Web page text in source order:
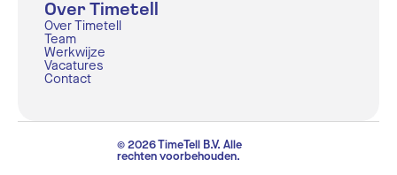
Over Timetell
Over Timetell
Team
Werkwijze
Vacatures
Contact
© 2026 TimeTell B.V. Alle
rechten voorbehouden.